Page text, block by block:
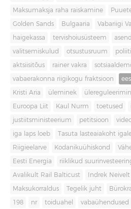
Maksumaksja raha raiskamine
Golden Sands Bulgaaria Vabariigi
haigekassa tervishoiusüsteem
valitsemiskulud otsustusruum
aktsiisitõus rainer vakra
vabaerakonna riigikogu fraktsioon
Kristi Aria üleminek
Euroopa Liit Kaul Nurm toetused
justiitsministeerium petitsioon
iga laps loeb Tasuta lasteaiakoht
Riigieelarve Kodanikuühiskond
Eesti Energia riiklikud
Avalikult Rail Balticust Indrek Neivelt
Maksukorraldus Tegelik juht
198 nr toiduahel vabaühendused